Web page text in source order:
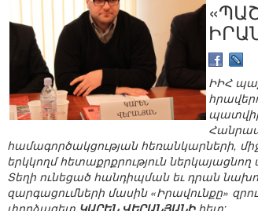
ԻԻՀ
համագործակցության հեռանկարների,
երկկողմ հետաքրքրություն
Տեղի ունեցած հանդիպման եւ դրան
զարգացումների մասին «Իրավունքը»